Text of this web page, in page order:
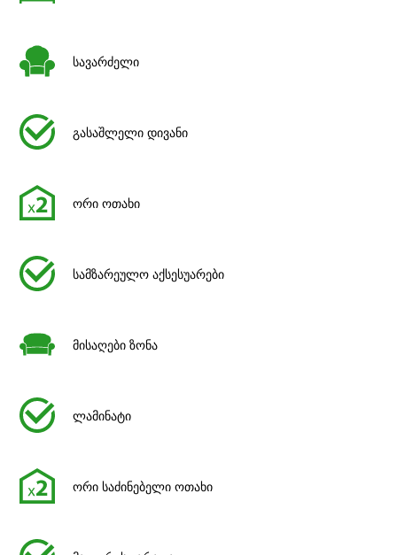
სავარძელი
გასაშლელი დივანი
ორი ოთახი
სამზარეულო აქსესუარები
მისაღები ზონა
ლამინატი
ორი საძინებელი ოთახი